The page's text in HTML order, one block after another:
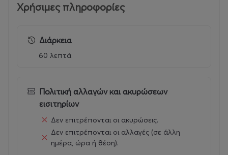
Χρήσιμες πληροφορίες
Διάρκεια
60 λεπτά
Πολιτική αλλαγών και ακυρώσεων
εισιτηρίων
Δεν επιτρέπονται οι ακυρώσεις.
Δεν επιτρέπονται οι αλλαγές (σε άλλη
ημέρα, ώρα ή θέση).